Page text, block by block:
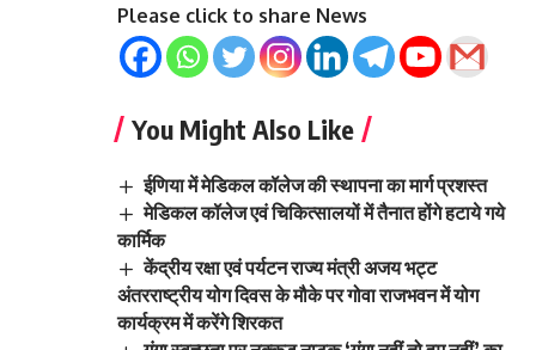
Please click to share News
You Might Also Like
ईणिया में मेडिकल कॉलेज की स्थापना का मार्ग प्रशस्त
मेडिकल कॉलेज एवं चिकित्सालयों में तैनात होंगे हटाये गये
कार्मिक
केंद्रीय रक्षा एवं पर्यटन राज्य मंत्री अजय भट्ट
अंतरराष्ट्रीय योग दिवस के मौके पर गोवा राजभवन में योग
कार्यक्रम में करेंगे शिरकत